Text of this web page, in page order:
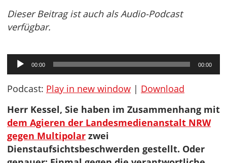
Dieser Beitrag ist auch als Audio-Podcast
verfügbar.
Audio-
Player
00:00 00:00
Podcast: Play in new window | Download
Herr Kessel, Sie haben im Zusammenhang mit
dem Agieren der Landesmedienanstalt NRW
gegen Multipolar zwei
Dienstaufsichtsbeschwerden gestellt. Oder